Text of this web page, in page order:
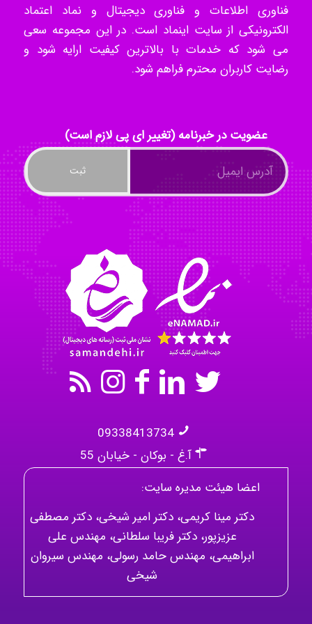
ilhan200
Mohammad
Tavan
akhtar shahsavandi
فناوری اطلاعات و فناوری دیجیتال و نماد اعتماد
الکترونیکی از سایت اینماد است. در این مجموعه سعی
می شود که خدمات با بالاترین کیفیت ارایه شود و
رضایت کاربران محترم فراهم شود.
عضویت در خبرنامه (تغییر ای پی لازم است)
09338413734
آ.غ - بوکان - خیابان 55
اعضا هیئت مدیره سایت:
دکتر مینا کریمی، دکتر امیر شیخی، دکتر مصطفی
عزیزپور، دکتر فریبا سلطانی، مهندس علی
ابراهیمی، مهندس حامد رسولی، مهندس سیروان
شیخی